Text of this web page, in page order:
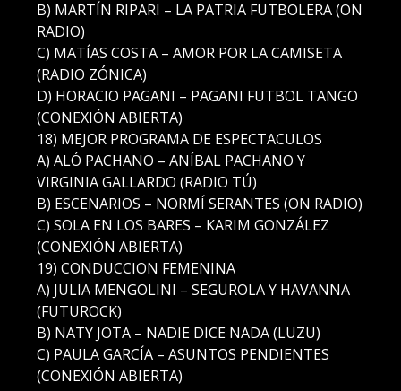
B) MARTÍN RIPARI – LA PATRIA FUTBOLERA (ON
RADIO)
C) MATÍAS COSTA – AMOR POR LA CAMISETA
(RADIO ZÓNICA)
D) HORACIO PAGANI – PAGANI FUTBOL TANGO
(CONEXIÓN ABIERTA)
18) MEJOR PROGRAMA DE ESPECTACULOS
A) ALÓ PACHANO – ANÍBAL PACHANO Y
VIRGINIA GALLARDO (RADIO TÚ)
B) ESCENARIOS – NORMÍ SERANTES (ON RADIO)
C) SOLA EN LOS BARES – KARIM GONZÁLEZ
(CONEXIÓN ABIERTA)
19) CONDUCCION FEMENINA
A) JULIA MENGOLINI – SEGUROLA Y HAVANNA
(FUTUROCK)
B) NATY JOTA – NADIE DICE NADA (LUZU)
C) PAULA GARCÍA – ASUNTOS PENDIENTES
(CONEXIÓN ABIERTA)